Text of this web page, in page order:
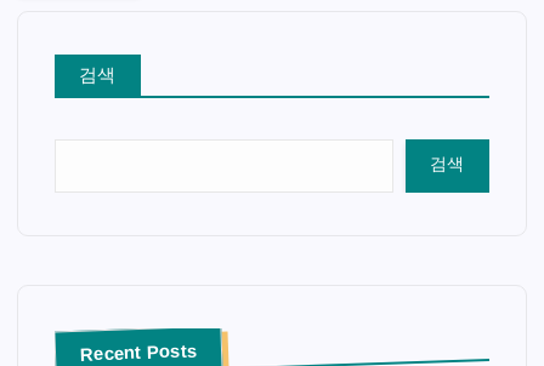
검색
검색
Recent Posts